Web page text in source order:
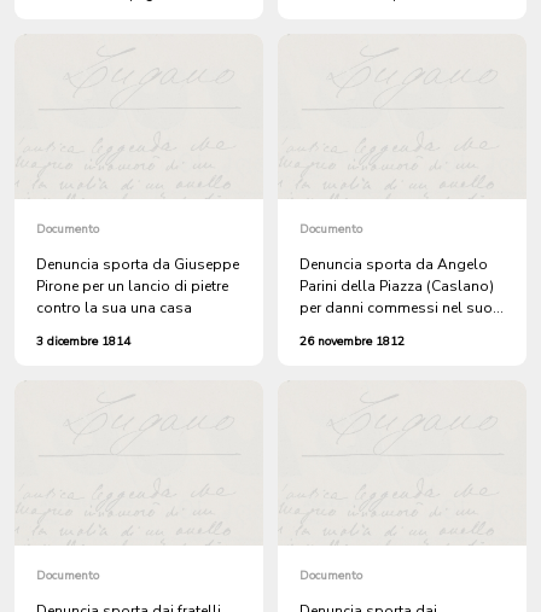
Documento
Denuncia sporta da Giuseppe
Pirone per un lancio di pietre
contro la sua una casa
3 dicembre 1814
Documento
Denuncia sporta da Angelo
Parini della Piazza (Caslano)
per danni commessi nel suo
26 novembre 1812
Documento Documento